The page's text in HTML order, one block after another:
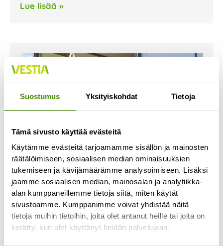
Suostumus Yksityiskohdat Tietoja
Tämä sivusto käyttää evästeitä
Käytämme evästeitä tarjoamamme sisällön ja mainosten
räätälöimiseen, sosiaalisen median ominaisuuksien
tukemiseen ja kävijämäärämme analysoimiseen. Lisäksi
jaamme sosiaalisen median, mainosalan ja analytiikka-
alan kumppaneillemme tietoja siitä, miten käytät
sivustoamme. Kumppanimme voivat yhdistää näitä
tietoja muihin tietoihin, joita olet antanut heille tai joita on
kerätty, kun olet käyttänyt heidän palvelujaan.
Lue lisää »
Jäteastioiden toimituksissa
viivästyksiä
21.6.2023